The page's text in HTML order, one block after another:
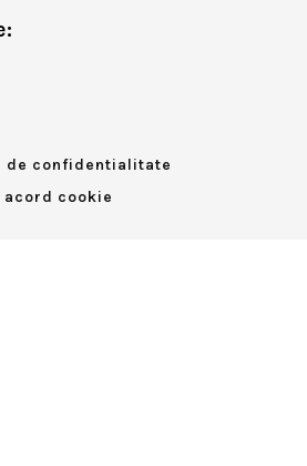
de confidentialitate
cookie